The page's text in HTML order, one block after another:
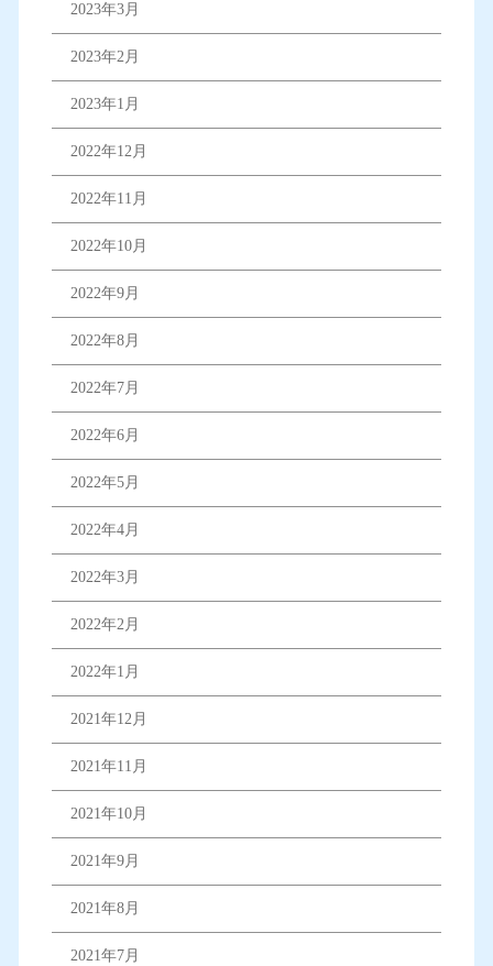
2023年3月
2023年2月
2023年1月
2022年12月
2022年11月
2022年10月
2022年9月
2022年8月
2022年7月
2022年6月
2022年5月
2022年4月
2022年3月
2022年2月
2022年1月
2021年12月
2021年11月
2021年10月
2021年9月
2021年8月
2021年7月